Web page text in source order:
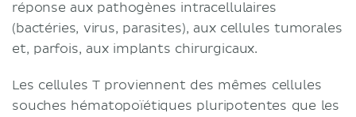
réponse aux pathogènes intracellulaires
(bactéries, virus, parasites), aux cellules tumorales
et, parfois, aux implants chirurgicaux.
Les cellules T proviennent des mêmes cellules
souches hématopoïétiques pluripotentes que les